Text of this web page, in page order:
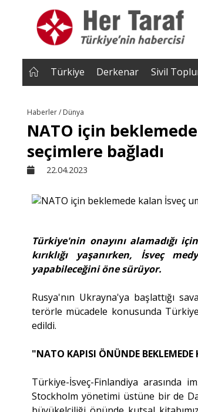
• ''Ahh Avrupa..'' şeklindeki
Müslüman
Türkiye Derkenar Sivil
Haberler / Dünya
NATO için
seçimlere bağladı
22.04.2023
Türkiye'nin onayını alamadığı
kırıklığı yaşanırken, İsveç
yapabileceğini öne sürüyor.
Rusya'nın Ukrayna'ya başlattığı
terörle mücadele konusunda
edildi.
"NATO KAPISI ÖNÜNDE BEKLEMEDE
Türkiye-İsveç-Finlandiya arasında
Stockholm yönetimi üstüne bir de